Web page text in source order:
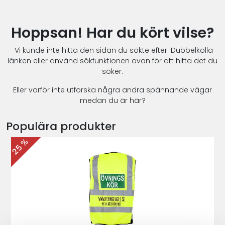
Hoppsan! Har du kört vilse?
Vi kunde inte hitta den sidan du sökte efter. Dubbelkolla
länken eller använd sökfunktionen ovan för att hitta det du
söker.
Eller varför inte utforska några andra spännande vägar
medan du är här?
Populära produkter
25 %